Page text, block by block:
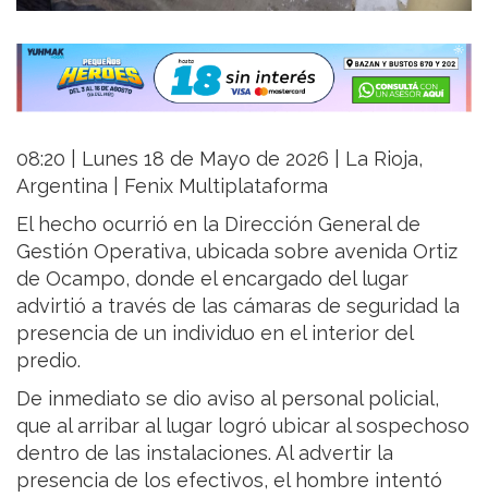
08:20 | Lunes 18 de Mayo de 2026 | La Rioja,
Argentina | Fenix Multiplataforma
El hecho ocurrió en la Dirección General de
Gestión Operativa, ubicada sobre avenida Ortiz
de Ocampo, donde el encargado del lugar
advirtió a través de las cámaras de seguridad la
presencia de un individuo en el interior del
predio.
De inmediato se dio aviso al personal policial,
que al arribar al lugar logró ubicar al sospechoso
dentro de las instalaciones. Al advertir la
presencia de los efectivos, el hombre intentó